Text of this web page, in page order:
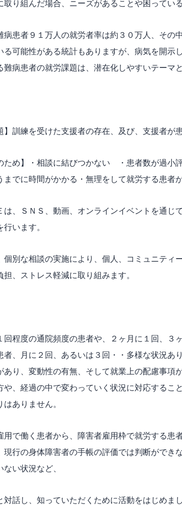
取り組んだ場合、ニーズがあることや困ってい
病患者９１万人の就労者率は約３０万人、その
る可能性がある統計もありますが、病気を開示
難病患者の就労課題は、潜在化しやすいテーマ
】訓練を受けた支援者の存在、及び、支援者が
ため】・相談に結びつかない ・患者数が過
までに時間がかかる・無理をして就労する患者
は、ＳＮＳ、動画、オンラインイベントを通じ
行います。
個別な相談の実施により、個人、コミュニティ
担、ストレス軽減に取り組みます。
回程度の通院頻度の患者や、２ヶ月に１回、３
者、月に２回、あるいは３回・・多様な状況あ
あり、変動性の有無、そして就業上の配慮事項
や、経過の中で変わっていく状況に対応するこ
はありません。
用で働く患者から、障害者雇用枠で就労する患
現行の身体障害者の手帳の評価では判断ができ
ない状況など、
対話し、知っていただくために活動をはじめまし